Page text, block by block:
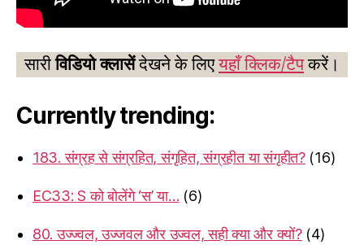
सारीविडियो क्लासेंदेखने के लिएयहाँ क्लिक/टैपकरें।
Currently trending:
183. संग्रह से संग्रहित, संगृहित, संग्रहीत या संगृहीत? (16)
EC33: S को बोलेंगे ‘स’ या… (6)
80. उज्ज्वल, उज्जवल और उज्वल, सही क्या और क्यों? (4)